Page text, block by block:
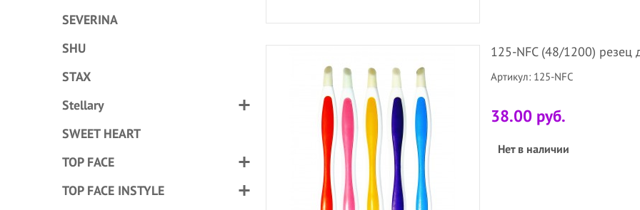
SEVERINA
SHU
STAX
Stellary
SWEET HEART
TOP FACE
TOP FACE INSTYLE
125-NFC (48/1200) резец
Артикул: 125-NFC
38.00 руб.
Нет в наличии